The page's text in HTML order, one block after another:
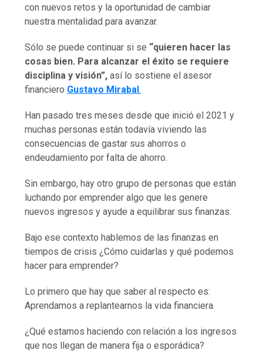
con nuevos retos y la oportunidad de cambiar
nuestra mentalidad para avanzar.
Sólo se puede continuar si se “quieren hacer las
cosas bien. Para alcanzar el éxito se requiere
disciplina y visión”, así lo sostiene el asesor
financiero Gustavo Mirabal.
Han pasado tres meses desde que inició el 2021 y
muchas personas están todavía viviendo las
consecuencias de gastar sus ahorros o
endeudamiento por falta de ahorro.
Sin embargo, hay otro grupo de personas que están
luchando por emprender algo que les genere
nuevos ingresos y ayude a equilibrar sus finanzas.
Bajo ese contexto hablemos de las finanzas en
tiempos de crisis ¿Cómo cuidarlas y qué podemos
hacer para emprender?
Lo primero que hay que saber al respecto es:
Aprendamos a replantearnos la vida financiera.
¿Qué estamos haciendo con relación a los ingresos
que nos llegan de manera fija o esporádica?